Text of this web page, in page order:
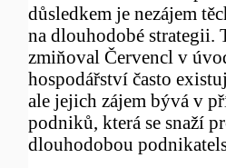
důsledkem je nezájem
na dlouhodobé strategii.
zmiňoval Červencl v
hospodářství často
ale jejich zájem bývá v
podniků, která se snaží
dlouhodobou